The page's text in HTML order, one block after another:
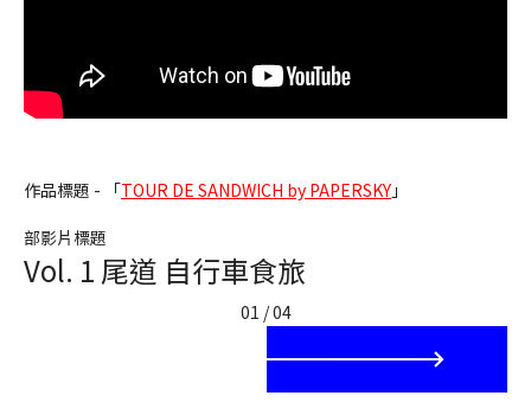
作品標題 - 「TOUR DE SANDWICH by PAPERSKY 」
部影片標題
Vol. 1 尾道 自行車食旅
01 / 04